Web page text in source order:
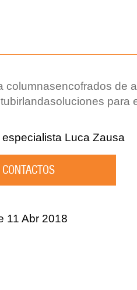
columnasencofrados de
irlandasoluciones para
Luca Zausa
CONTACTOS
11 Abr 2018